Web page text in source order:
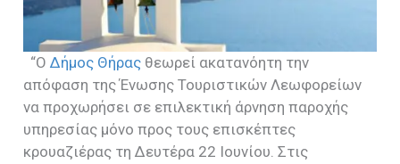
“Ο Δήμος Θήρας θεωρεί ακατανόητη την
απόφαση της Ένωσης Τουριστικών Λεωφορείων
να προχωρήσει σε επιλεκτική άρνηση παροχής
υπηρεσίας μόνο προς τους επισκέπτες
κρουαζιέρας τη Δευτέρα 22 Ιουνίου. Στις